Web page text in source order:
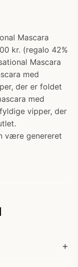
Mascara
kr. (regalo 42%
Mascara
med
der er foldet
med
vipper, der
være genereret